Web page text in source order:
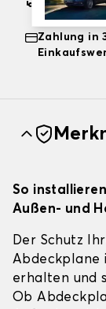
17.08.2026
Zahlung in
So
Außen- und
Der Schutz
Abdeckplane
erhalten und
Ob